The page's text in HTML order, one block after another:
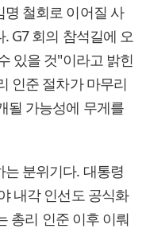
철회로 이어질 사
G7 회의 참석길에 오
있을 것"이라고 밝힌
인준 절차가 마무리
될 가능성에 무게를
분위기다. 대통령
내각 인선도 공식화
총리 인준 이후 이뤄